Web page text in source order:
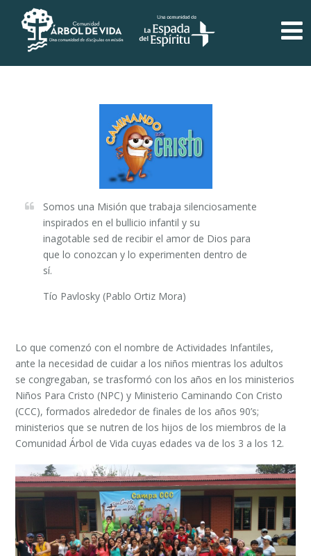
Somos una Misión que trabaja silenciosamente
inspirados en el bullicio infantil y su
inagotable sed de recibir el amor de Dios para
que lo conozcan y lo experimenten dentro de
sí.
Tío Pavlosky (Pablo Ortiz Mora)
Lo que comenzó con el nombre de Actividades Infantiles,
ante la necesidad de cuidar a los niños mientras los adultos
se congregaban, se trasformó con los años en los ministerios
Niños Para Cristo (NPC) y Ministerio Caminando Con Cristo
(CCC), formados alrededor de finales de los años 90’s;
ministerios que se nutren de los hijos de los miembros de la
Comunidad Árbol de Vida cuyas edades va de los 3 a los 12.